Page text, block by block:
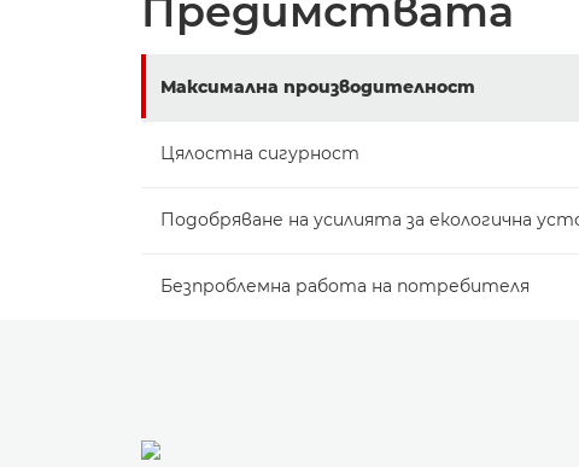
Предимствата
Максимална производителност
Цялостна сигурност
Подобряване на усилията за екологична
Безпроблемна работа на потребителя